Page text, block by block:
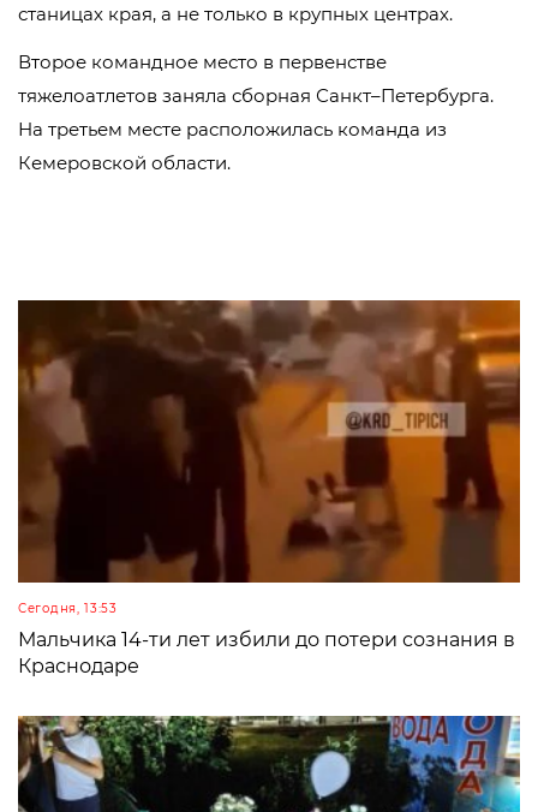
станицах края, а не только в крупных центрах.
Второе командное место в первенстве
тяжелоатлетов заняла сборная Санкт–Петербурга.
На третьем месте расположилась команда из
Кемеровской области.
Сегодня, 13:53
Мальчика 14-ти лет избили до потери сознания в
Краснодаре